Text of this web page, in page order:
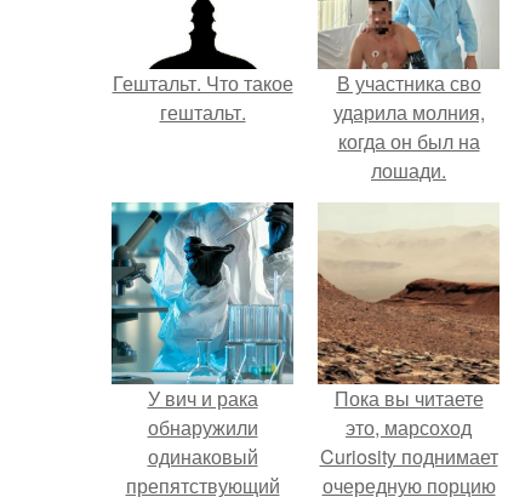
Гештальт. Что такое
гештальт.
В участника сво
ударила молния,
когда он был на
лошади.
У вич и рака
обнаружили
одинаковый
препятствующий
Пока вы читаете
это, марсоход
Curiosity поднимает
очередную порцию